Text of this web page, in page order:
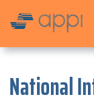
National